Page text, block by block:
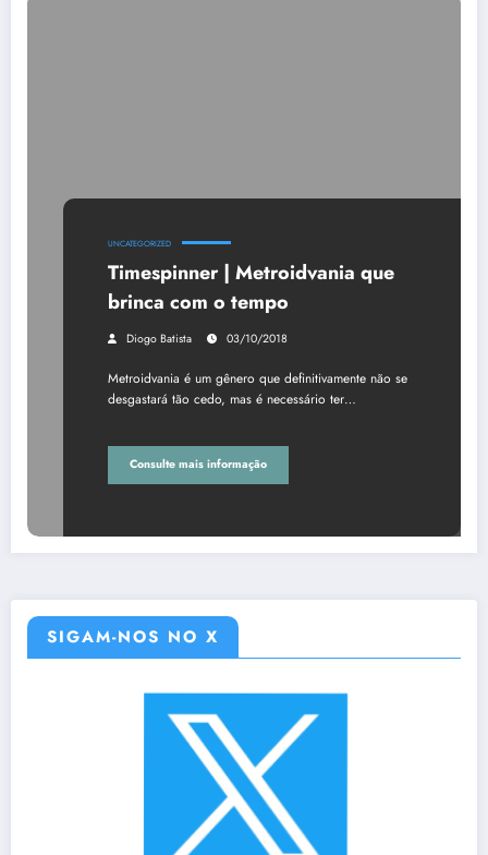
UNCATEGORIZED
Timespinner | Metroidvania que
brinca com o tempo
Diogo Batista 03/10/2018
Metroidvania é um gênero que definitivamente não se
desgastará tão cedo, mas é necessário ter…
Consulte mais informação
SIGAM-NOS NO X